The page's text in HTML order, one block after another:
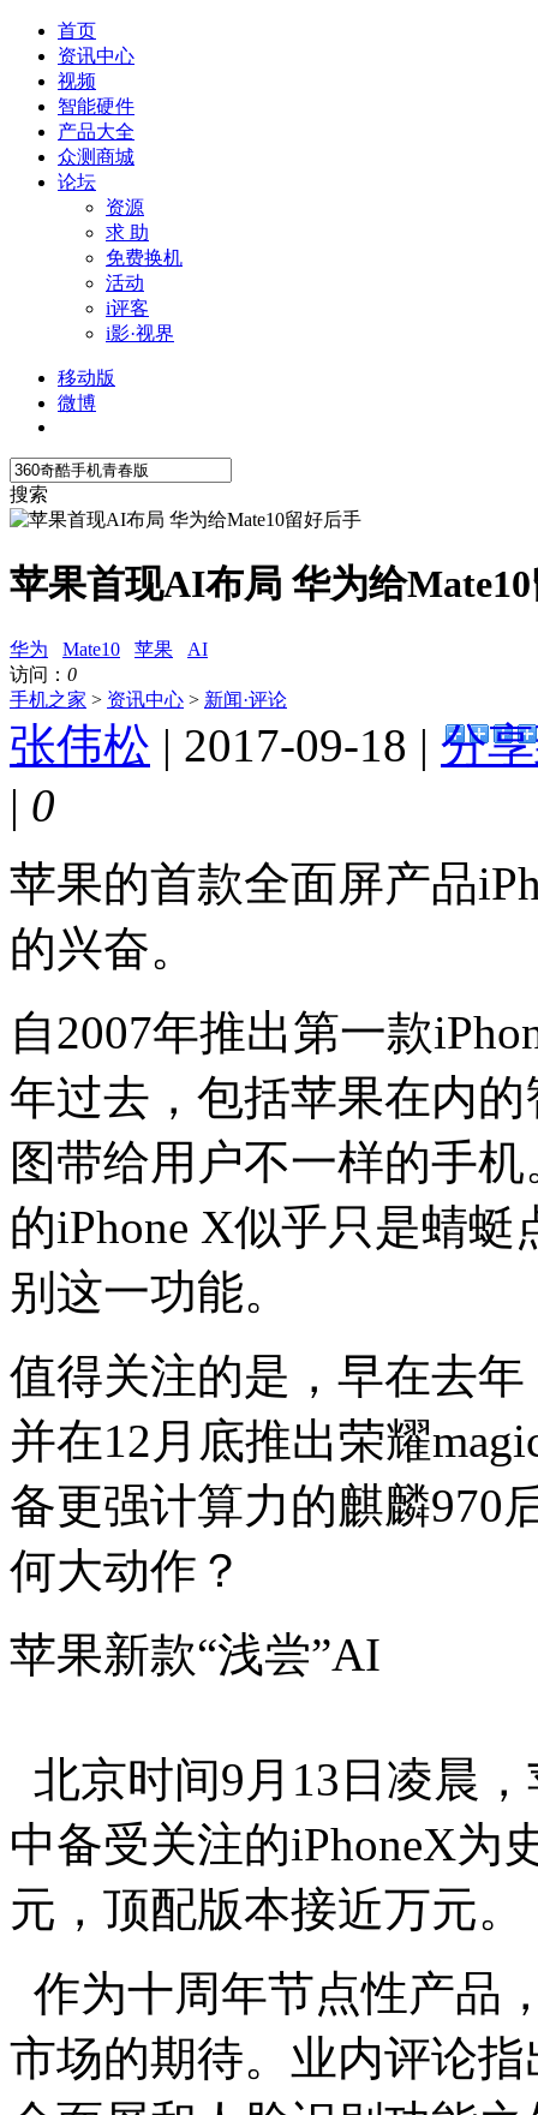
首页
资讯中心
视频
智能硬件
产品大全
众测商城
论坛
资源
求 助
免费换机
活动
i评客
i影·视界
移动版
微博
搜索
苹果首现AI布局 华为给
华为 Mate10 苹果
AI
访问： 0
手机之家 > 资讯中心 > 新闻·评论
张伟松 | 2017-09-18 | 分
| 0
苹果的首款全面屏产品
的兴奋。
自2007年推出第一款
年过去，包括苹果在内
图带给用户不一样的手
的iPhone X似乎只是蜻
别这一功能。
值得关注的是，早在去
并在12月底推出荣耀
备更强计算力的麒麟970
何大动作？
苹果新款“浅尝”AI
北京时间9月13日凌晨
中备受关注的iPhoneX为
元，顶配版本接近万元。
作为十周年节点性产品
市场的期待。业内评论